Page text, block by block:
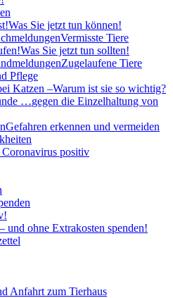
Was Sie jetzt tun können!
Vermisste Tiere
Was Sie jetzt tun sollten!
Zugelaufene Tiere
Pflege
Katzen –Warum ist sie so wichtig?
…gegen die Einzelhaltung von
Gefahren erkennen und vermeiden
positiv
und ohne Extrakosten spenden!
Anfahrt zum Tierhaus